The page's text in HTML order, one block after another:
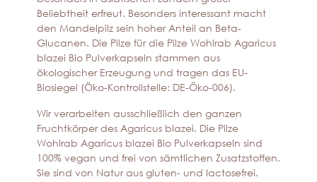
Beliebtheit erfreut. Besonders interessant macht
den Mandelpilz sein hoher Anteil an Beta-
Glucanen. Die Pilze für die Pilze Wohlrab Agaricus
blazei Bio Pulverkapseln stammen aus
ökologischer Erzeugung und tragen das EU-
Biosiegel (Öko-Kontrollstelle: DE-Öko-006).
Wir verarbeiten ausschließlich den ganzen
Fruchtkörper des Agaricus blazei. Die Pilze
Wohlrab Agaricus blazei Bio Pulverkapseln sind
100% vegan und frei von sämtlichen Zusatzstoffen.
Sie sind von Natur aus gluten- und lactosefrei.